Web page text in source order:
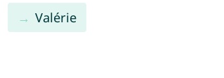
Valérie